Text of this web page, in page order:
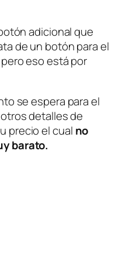
adicional que
de un botón para el
eso está por
se espera para el
detalles de
precio el cual no
barato.